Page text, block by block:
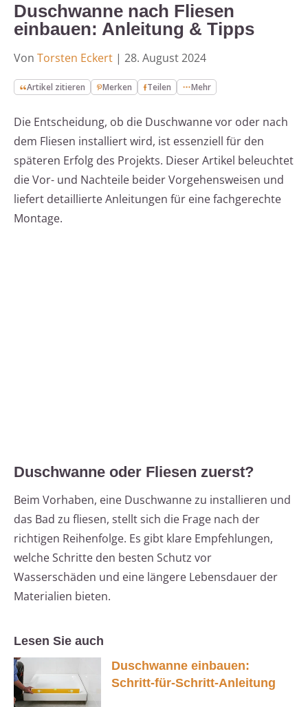
Duschwanne nach Fliesen
einbauen: Anleitung & Tipps
Von Torsten Eckert | 28. August 2024
Artikel zitieren Merken Teilen Mehr
Die Entscheidung, ob die Duschwanne vor oder nach
dem Fliesen installiert wird, ist essenziell für den
späteren Erfolg des Projekts. Dieser Artikel beleuchtet
die Vor- und Nachteile beider Vorgehensweisen und
liefert detaillierte Anleitungen für eine fachgerechte
Montage.
Duschwanne oder Fliesen zuerst?
Beim Vorhaben, eine Duschwanne zu installieren und
das Bad zu fliesen, stellt sich die Frage nach der
richtigen Reihenfolge. Es gibt klare Empfehlungen,
welche Schritte den besten Schutz vor
Wasserschäden und eine längere Lebensdauer der
Materialien bieten.
Lesen Sie auch
Duschwanne einbauen:
Schritt-für-Schritt-Anleitung